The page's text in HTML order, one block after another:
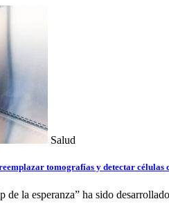
Salud
tomografías y detectar células
la esperanza” ha sido